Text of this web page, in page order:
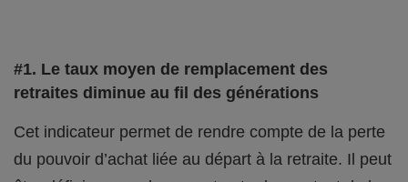
#1. Le taux moyen de remplacement des
retraites diminue au fil des générations
Cet indicateur permet de rendre compte de la perte
du pouvoir d’achat liée au départ à la retraite. Il peut